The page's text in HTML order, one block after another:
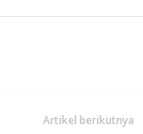
Artikel berikutnya